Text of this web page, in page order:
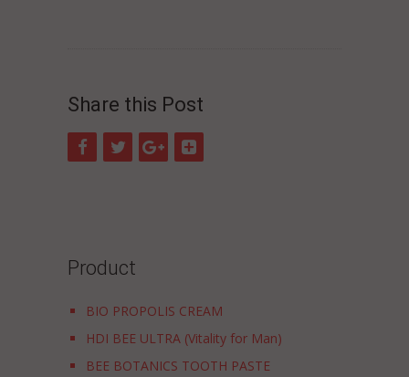
Share this Post
Product
BIO PROPOLIS CREAM
HDI BEE ULTRA (Vitality for Man)
BEE BOTANICS TOOTH PASTE